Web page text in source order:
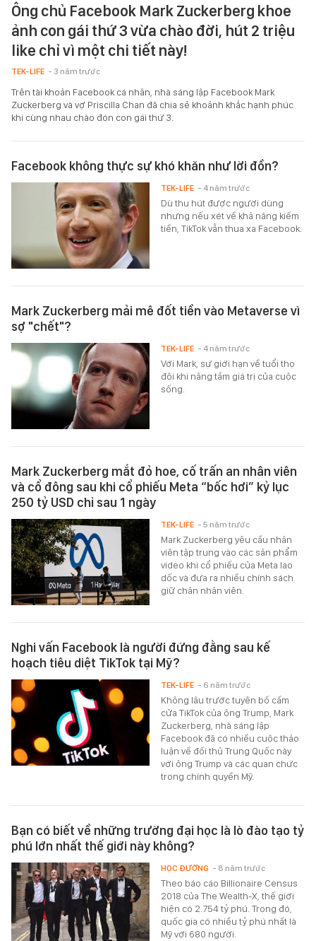
Ông chủ Facebook Mark Zuckerberg khoe
ảnh con gái thứ 3 vừa chào đời, hút 2 triệu
like chỉ vì một chi tiết này!
TEK-LIFE - 3 năm trước
Trên tài khoản Facebook cá nhân, nhà sáng lập Facebook Mark
Zuckerberg và vợ Priscilla Chan đã chia sẻ khoảnh khắc hạnh phúc
khi cùng nhau chào đón con gái thứ 3.
Facebook không thực sự khó khăn như lời đồn?
Dù thu hút được người dùng
nhưng nếu xét về khả năng kiếm
tiền, TikTok vẫn thua xa Facebook.
TEK-LIFE - 4 năm trước
Mark Zuckerberg mải mê đốt tiền vào Metaverse vì
sợ "chết"?
Với Mark, sự giới hạn về tuổi thọ
đôi khi nâng tầm giá trị của cuộc
sống.
TEK-LIFE - 4 năm trước
Mark Zuckerberg mắt đỏ hoe, cố trấn an nhân viên
và cổ đông sau khi cổ phiếu Meta “bốc hơi” kỷ lục
250 tỷ USD chỉ sau 1 ngày
Mark Zuckerberg yêu cầu nhân
viên tập trung vào các sản phẩm
video khi cổ phiếu của Meta lao
dốc và đưa ra nhiều chính sách
giữ chân nhân viên.
TEK-LIFE - 5 năm trước
Nghi vấn Facebook là người đứng đằng sau kế
hoạch tiêu diệt TikTok tại Mỹ?
Không lâu trước tuyên bố cấm
cửa TikTok của ông Trump, Mark
Zuckerberg, nhà sáng lập
Facebook đã có nhiều cuộc thảo
luận về đối thủ Trung Quốc này
với ông Trump và các quan chức
trong chính quyền Mỹ.
TEK-LIFE - 6 năm trước
Bạn có biết về những trường đại học là lò đào tạo tỷ
phú lớn nhất thế giới này không?
Theo báo cáo Billionaire Census
2018 của The Wealth-X, thế giới
hiện có 2.754 tỷ phú. Trong đó,
quốc gia có nhiều tỷ phú nhất là
Mỹ với 680 người.
HỌC ĐƯỜNG - 8 năm trước